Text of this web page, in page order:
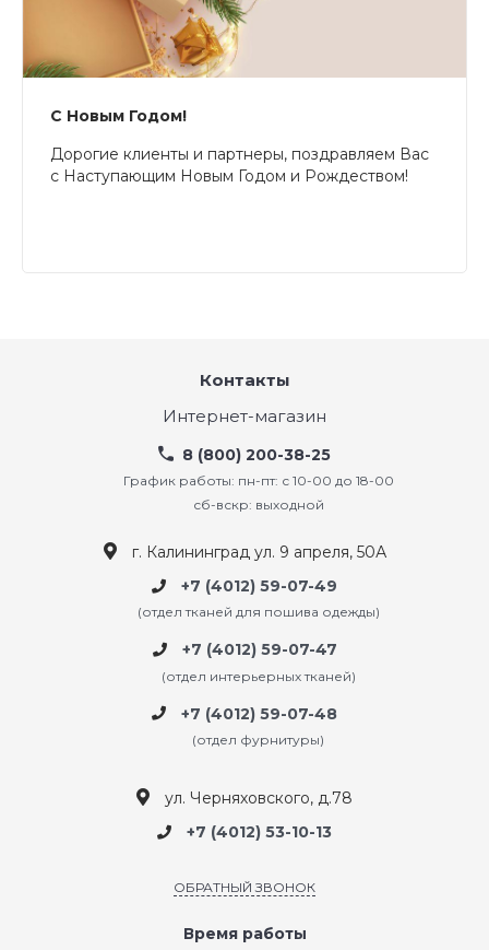
С Новым Годом!
Дорогие клиенты и партнеры, поздравляем Вас
с Наступающим Новым Годом и Рождеством!
Контакты
Интернет-магазин
8 (800) 200-38-25
График работы: пн-пт: с 10-00 до 18-00
сб-вскр: выходной
г. Калининград ул. 9 апреля, 50А
+7 (4012) 59-07-49
(отдел тканей для пошива одежды)
+7 (4012) 59-07-47
(отдел интерьерных тканей)
+7 (4012) 59-07-48
(отдел фурнитуры)
ул. Черняховского, д.78
+7 (4012) 53-10-13
ОБРАТНЫЙ ЗВОНОК
Время работы